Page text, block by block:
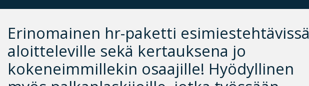
Erinomainen hr-paketti esimiestehtävissä
aloitteleville sekä kertauksena jo
kokeneimmillekin osaajille! Hyödyllinen